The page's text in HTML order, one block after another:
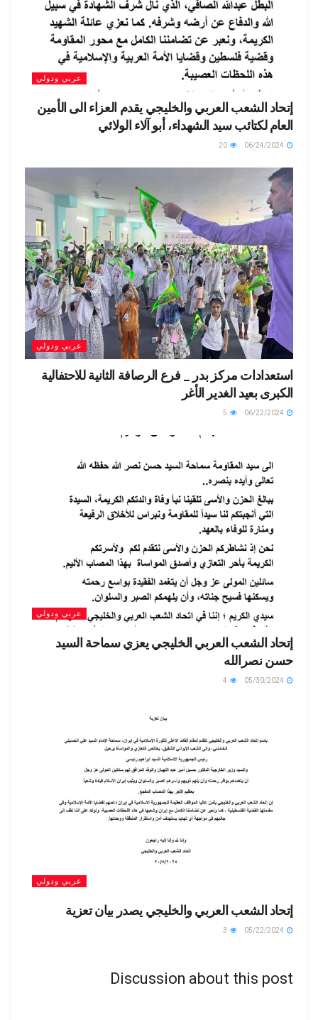
عربي ودولي
إتحاد الشعب العربي والخليجي يقدم العزاء الى الأمين
العام لكتائب سيد الشهداء، أبو آلاء الولائي
عربي ودولي
استعدادات مركز بدر _ فرع الرصافة الثانية للاحتفالية
الكبرى بعيد الغدير الأغر
عربي ودولي
إتحاد الشعب العربي الخليجي يعزي سماحة السيد
حسن نصرالله
عربي ودولي
إتحاد الشعب العربي والخليجي يصدر بيان تعزية
Discussion about this post